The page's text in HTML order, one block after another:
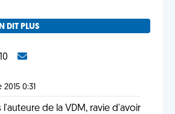
DIT PLUS
10
0:31
l'auteure de la VDM, ravie d'avoir